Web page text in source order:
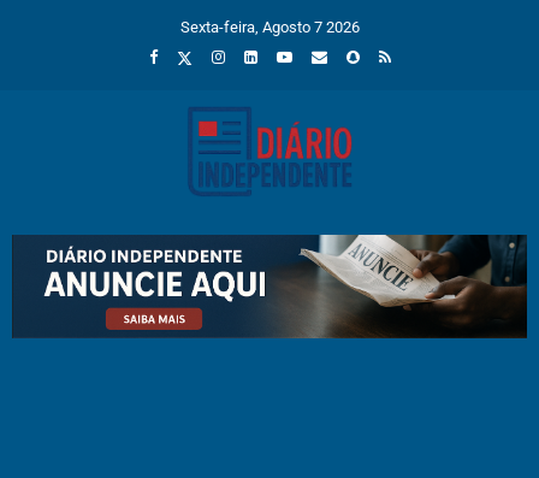
Sexta-feira, Agosto 7 2026